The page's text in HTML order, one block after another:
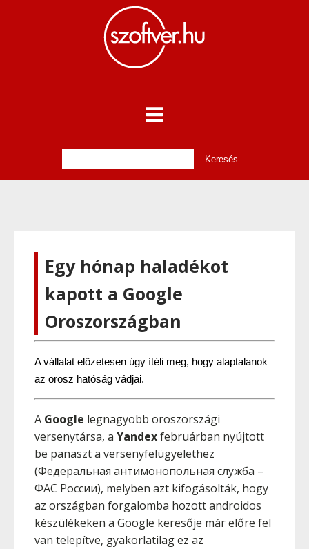
Egy hónap haladékot
kapott a Google
Oroszországban
A vállalat előzetesen úgy ítéli meg, hogy alaptalanok
az orosz hatóság vádjai.
A Google legnagyobb oroszországi
versenytársa, a Yandexfebruárban nyújtott
be panaszt a versenyfelügyelethez
(Федеральная антимонопольная служба –
ФАС России), melyben azt kifogásolták, hogy
az országban forgalomba hozott androidos
készülékeken a Google keresője már előre fel
van telepítve, gyakorlatilag ez az